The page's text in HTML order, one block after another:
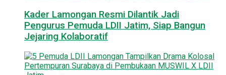
Kader Lamongan Resmi Dilantik Jadi
Pengurus Pemuda LDII Jatim, Siap Bangun
Jejaring Kolaboratif